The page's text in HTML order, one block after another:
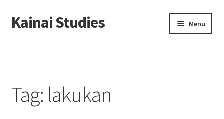
Skip
to
Skip
to
Kainai Studies Menu
Contact us
Tag: lakukan